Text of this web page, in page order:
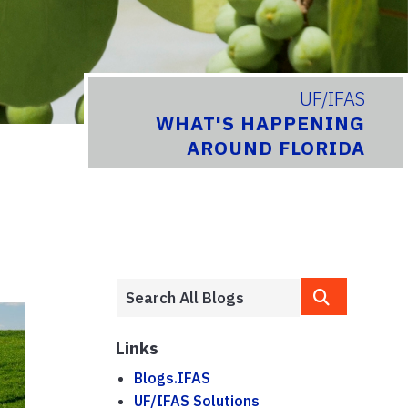
UF/IFAS
WHAT'S HAPPENING
AROUND FLORIDA
Links
Blogs.IFAS
UF/IFAS Solutions